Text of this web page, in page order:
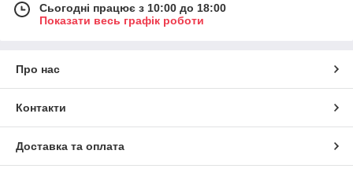
Сьогодні працює з 10:00 до 18:00
Показати весь графік роботи
Про нас
Контакти
Доставка та оплата